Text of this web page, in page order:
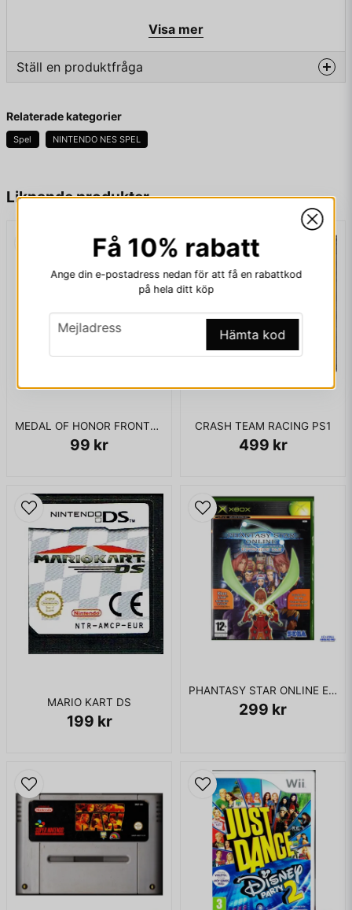
Liknande produkter
MEDAL OF HONOR FRONTLINE XBOX USA
99 kr
CRASH TEAM RACING PS1
499 kr
MARIO KART DS
199 kr
PHANTASY STAR ONLINE EPISODE I & II XBOX
299 kr
Visa mer
Ställ en produktfråga
Fråga oss något om denna produkten...
Namn
Ja, ni får publicera min fråga
Relaterade kategorier
Spel NINTENDO NES SPEL
Få 10% rabatt
Ange din e-postadress nedan för att få en rabattkod
på hela ditt köp
email
Mejladress Hämta kod